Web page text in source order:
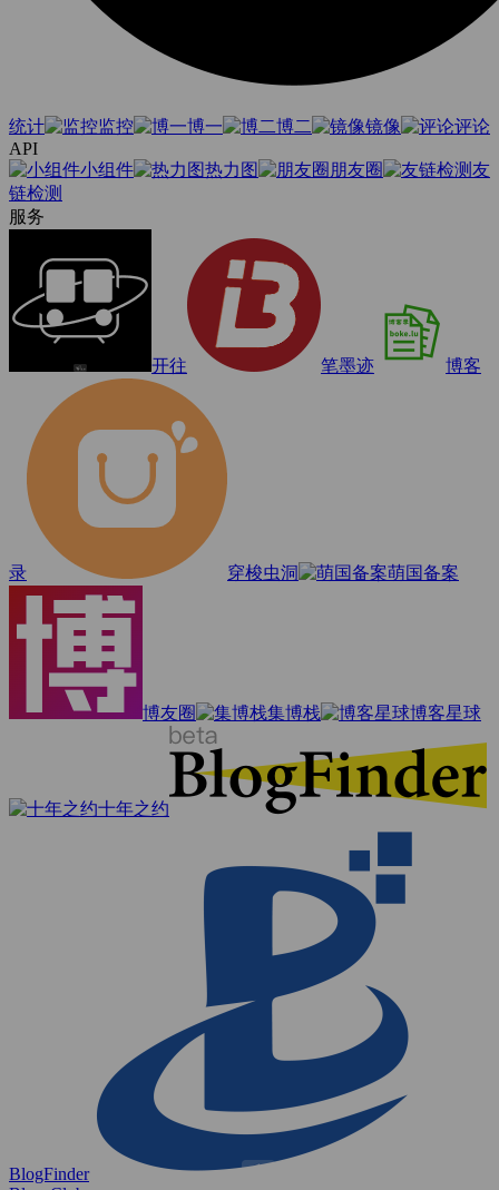
统计 监控 博一 博二 镜像
评论
API
小组件
热力图 朋友圈
友
链检测
服务
开往 笔墨迹 博客
录 穿梭虫洞 萌国备案
博友圈 集博栈 博客星球
十年之约
BlogFinder